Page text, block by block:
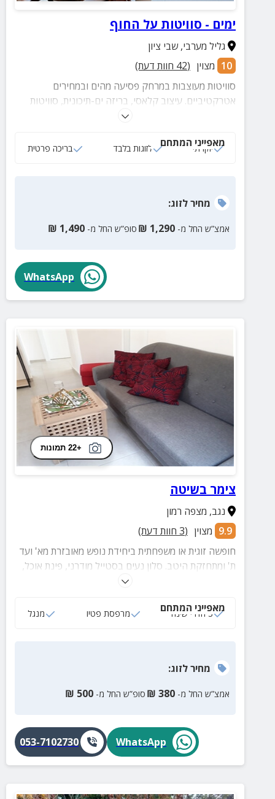
ימים - סוויטות על החוף
גליל מערבי,שבי ציון
10 מצוין (
42 חוות דעת)
סוויטות מעוצבות במרחק פסיעה מהים ובמחירים
אטרקטיביים. עיצוב קלאסי, בריזה ים-תיכונית, סוויטות
מאובזרות ואווירת שלווה מכל עבר.
מאפייני המתחם
יוקרתי לזוגות בלבד בריכה פרטית
מחירלזוג:
אמצ”ש החל מ- 1,290
₪ סופ”ש החל מ- 1,490
₪
WhatsApp
+22 תמונות
צימר בשיטה
נגב, מצפה רמון
9.9 מצוין (
3 חוות דעת)
חופשה זוגית או משפחתית ביחידת נופש מאובזרת מא' ועד
ת' ומתחזקת היטב. סלון נעים בסטייל מודרני, פינת אוכל,
מאפייני המתחם
3 חדרי שינה מרפסת פטיו מנגל
מחירלזוג:
אמצ”ש החל מ- 380
₪ סופ”ש החל מ- 500
₪
WhatsApp
053-7102730